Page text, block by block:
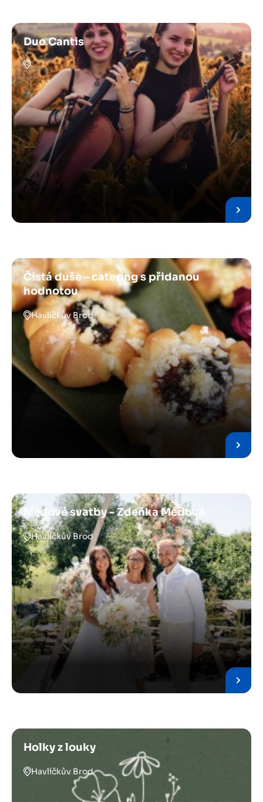
Duo Cantis
Čistá duše – catering s přidanou
hodnotou
Havlíčkův Brod
Medové svatby - Zdeňka Medová
Havlíčkův Brod
Holky z louky
Havlíčkův Brod